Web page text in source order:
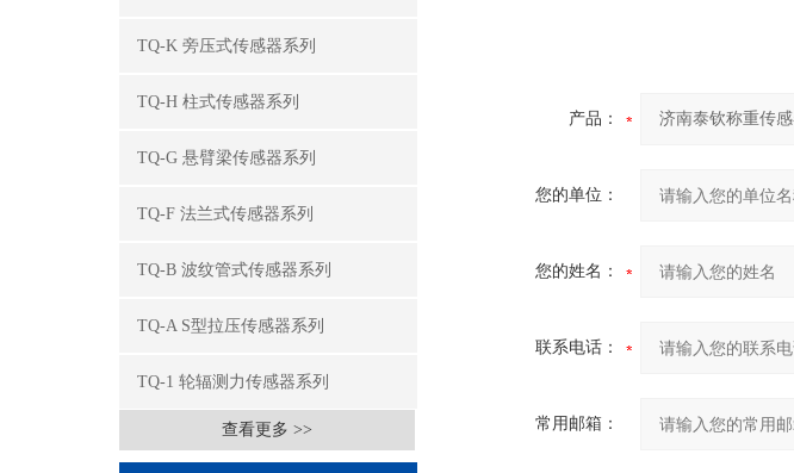
TQ-K 旁压式传感器系列
TQ-H 柱式传感器系列
TQ-G 悬臂梁传感器系列
TQ-F 法兰式传感器系列
TQ-B 波纹管式传感器系列
TQ-A S型拉压传感器系列
TQ-1 轮辐测力传感器系列
查看更多 >>
产品：
您的单位：
您的姓名：
联系电话：
常用邮箱：